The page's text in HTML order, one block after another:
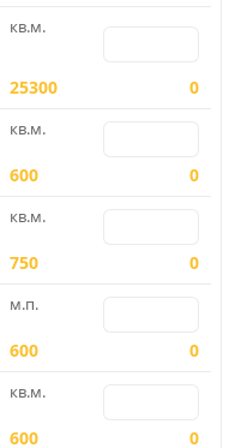
кв.м.
25300 0
кв.м.
600
0
кв.м.
750
0
м.п.
600
0
кв.м.
600
0